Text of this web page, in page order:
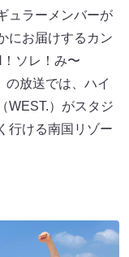
ュラーメンバーが
にお届けするカン
ソレ！み〜
の放送では、ハイ
WEST.）がスタジ
行ける南国リゾー